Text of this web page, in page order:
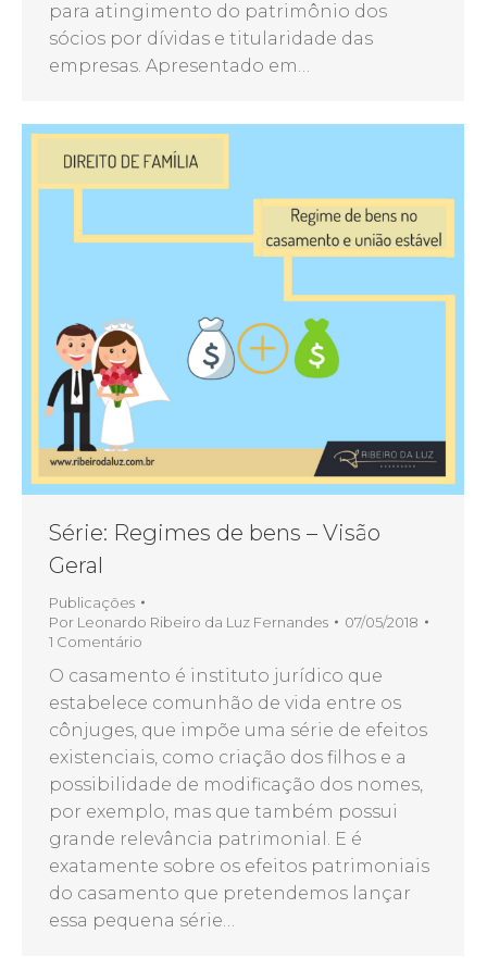
para atingimento do patrimônio dos
sócios por dívidas e titularidade das
empresas. Apresentado em…
Série: Regimes de bens – Visão
Geral
Publicações
Por Leonardo Ribeiro da Luz Fernandes
07/05/2018
1 Comentário
O casamento é instituto jurídico que
estabelece comunhão de vida entre os
cônjuges, que impõe uma série de efeitos
existenciais, como criação dos filhos e a
possibilidade de modificação dos nomes,
por exemplo, mas que também possui
grande relevância patrimonial. E é
exatamente sobre os efeitos patrimoniais
do casamento que pretendemos lançar
essa pequena série…